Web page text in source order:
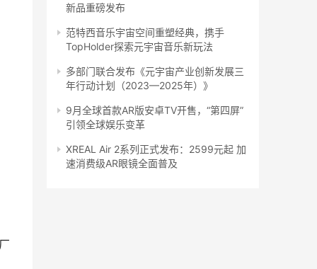
新品重磅发布
范特西音乐宇宙空间重塑经典，携手
TopHolder探索元宇宙音乐新玩法
多部门联合发布《元宇宙产业创新发展三
年行动计划（2023—2025年）》
9月全球首款AR版安卓TV开售，“第四屏”
引领全球娱乐变革
XREAL Air 2系列正式发布：2599元起 加
速消费级AR眼镜全面普及